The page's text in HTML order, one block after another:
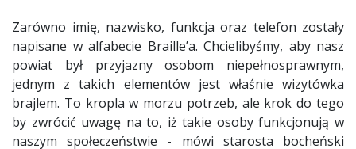
Zarówno imię, nazwisko, funkcja oraz telefon zostały
napisane w alfabecie Braille’a. Chcielibyśmy, aby nasz
powiat był przyjazny osobom niepełnosprawnym,
jednym z takich elementów jest właśnie wizytówka
brajlem. To kropla w morzu potrzeb, ale krok do tego
by zwrócić uwagę na to, iż takie osoby funkcjonują w
naszym społeczeństwie - mówi starosta bocheński